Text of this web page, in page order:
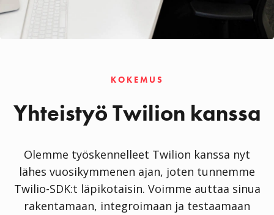
KOKEMUS
Yhteistyö Twilion kanssa
Olemme työskennelleet Twilion kanssa nyt
lähes vuosikymmenen ajan, joten tunnemme
Twilio-SDK:t läpikotaisin. Voimme auttaa sinua
rakentamaan, integroimaan ja testaamaan